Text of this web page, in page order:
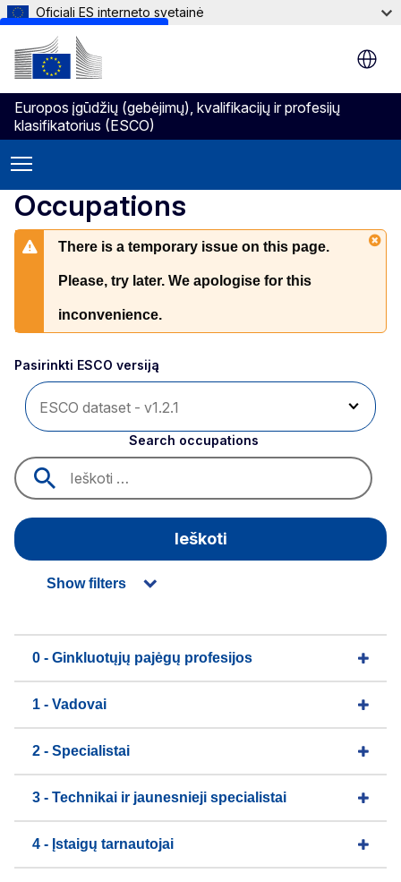
Skip to main content
Oficiali ES interneto svetainė
Europos įgūdžių (gebėjimų), kvalifikacijų ir profesijų
klasifikatorius (ESCO)
Occupations
There is a temporary issue on this page.
Please, try later. We apologise for this
inconvenience.
Pasirinkti ESCO versiją
Search occupations
Ieškoti
Show filters
0 - Ginkluotųjų pajėgų profesijos
1 - Vadovai
2 - Specialistai
3 - Technikai ir jaunesnieji specialistai
4 - Įstaigų tarnautojai